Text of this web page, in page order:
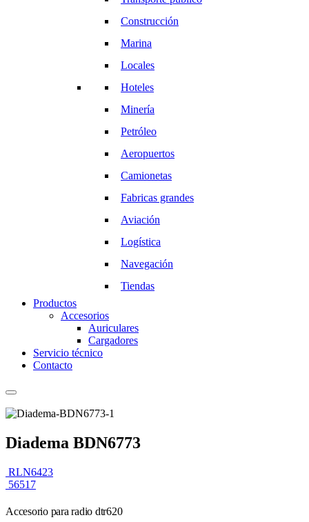
Construcción
Marina
Locales
Hoteles
Minería
Petróleo
Aeropuertos
Camionetas
Fabricas grandes
Aviación
Logística
Navegación
Tiendas
Productos
Accesorios
Auriculares
Cargadores
Servicio técnico
Contacto
Diadema BDN6773
RLN6423
56517
Accesorio para radio dtr620